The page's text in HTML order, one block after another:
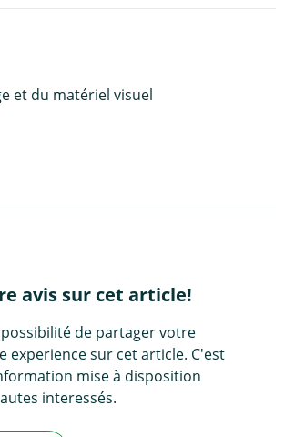
et du matériel visuel
avis sur cet article!
possibilité de partager votre
experience sur cet article. C'est
mise à disposition
interessés.